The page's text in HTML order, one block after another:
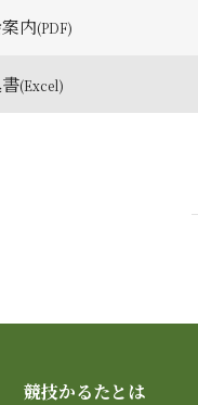
内
競技かるたとは